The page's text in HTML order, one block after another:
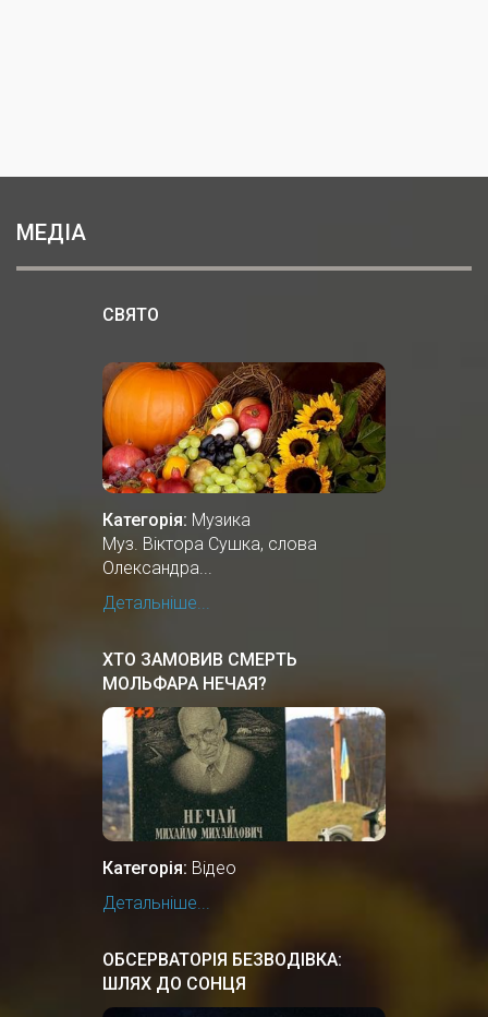
МЕДІА
СВЯТО
Категорія: Музика
Муз. Віктора Сушка, слова
Олександра...
Детальніше...
ХТО ЗАМОВИВ СМЕРТЬ
МОЛЬФАРА НЕЧАЯ?
Категорія: Відео
Детальніше...
ОБСЕРВАТОРІЯ БЕЗВОДІВКА:
ШЛЯХ ДО СОНЦЯ